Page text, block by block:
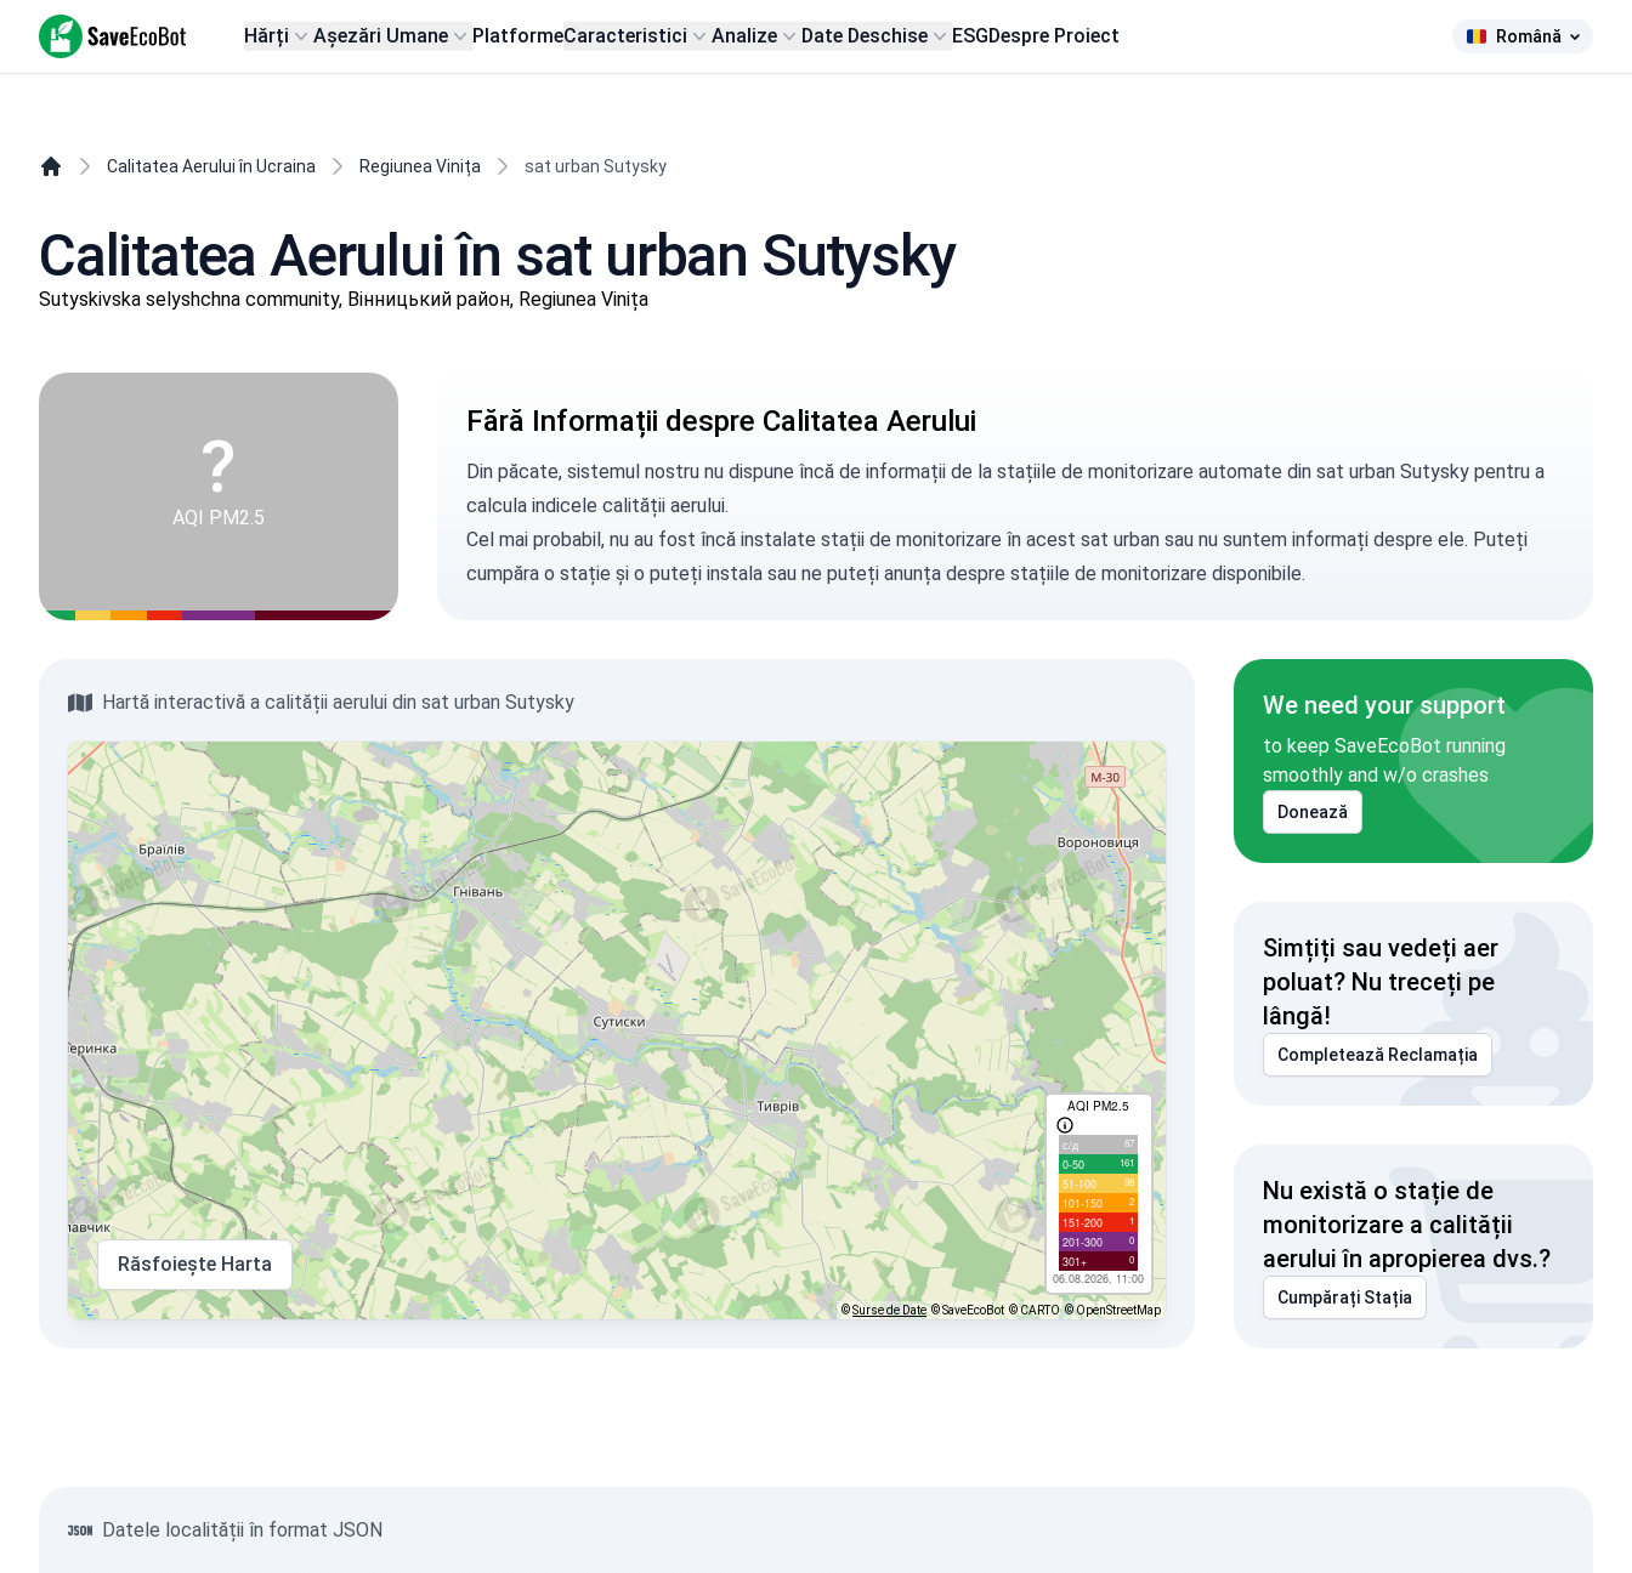
SaveEcoBot Hărți Așezări Umane PlatformeCaracteristici Analize Date Deschise ESGDespre Proiect Română
Calitatea Aerului în Ucraina Regiunea Vinița sat urban Sutysky
Calitatea Aerului în sat urban Sutysky
Sutyskivska selyshchna community, Вінницький район, Regiunea Vinița
?
AQI PM2.5
Fără Informații despre Calitatea Aerului
Din păcate, sistemul nostru nu dispune încă de informații de la stațiile de monitorizare automate din sat urban Sutysky pentru a
calcula indicele calității aerului.
Cel mai probabil, nu au fost încă instalate stații de monitorizare în acest sat urban sau nu suntem informați despre ele. Puteți
cumpăra o stație și o puteți instala sau ne puteți anunțadespre stațiile de monitorizare disponibile.
Hartă interactivă a calității aerului din sat urban Sutysky
AQI PM2.5
с/д 87
0-50 161
51-100 98
101-150 2
151-200 1
201-300 0
301+ 0
06.08.2026, 11:00
Răsfoiește Harta
©Surse de Date © SaveEcoBot © CARTO © OpenStreetMap
We need your support
to keep SaveEcoBot running
smoothly and w/o crashes
Donează
Simțiți sau vedeți aer
poluat? Nu treceți pe
lângă!
Completează Reclamația
Nu există o stație de
monitorizare a calității
aerului în apropierea dvs.?
Cumpărați Stația
Datele localității în format JSON